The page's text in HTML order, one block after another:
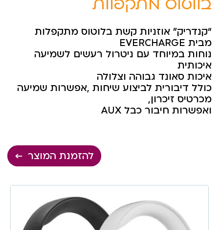
“קנדריק” אוזניות קשת בלוטוס מתקפלות
מבית EVERCHARGE
נוחות במיוחד עם ניטרול רעשים לשמיעה
איכותית
איכות סאונד גבוהה וצלולה
כולל דיבורית לביצוע שיחות ,אפשרות שמיעה
מכרטיס זיכרון,
ואפשרות חיבור כבל AUX
להזמנת המוצר